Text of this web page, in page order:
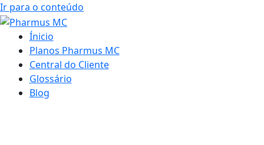
Ir para o conteúdo
Ínicio
Planos Pharmus MC
Central do Cliente
Glossário
Blog